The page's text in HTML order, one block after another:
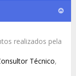
realizados pela
Técnico,